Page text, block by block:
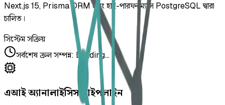
Next.js 15, Prisma ORM এবং হাই-পারফরম্যান্স PostgreSQL দ্বারা
চালিত।
সিস্টেম সক্রিয়
সর্বশেষ ক্রল সম্পন্ন: Loading...
এআই অ্যানালাইসিস পাইপলাইন